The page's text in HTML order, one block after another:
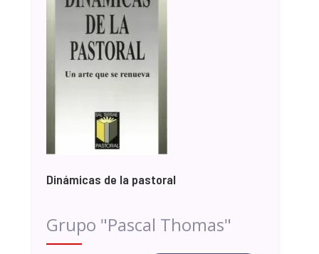
Dinámicas de la pastoral
Grupo "Pascal Thomas"